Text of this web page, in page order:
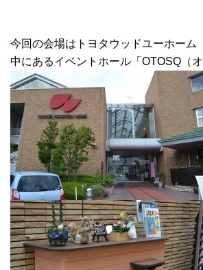
今回の会場はトヨタウッドユーホー
中にあるイベントホール「OTOSQ（オ